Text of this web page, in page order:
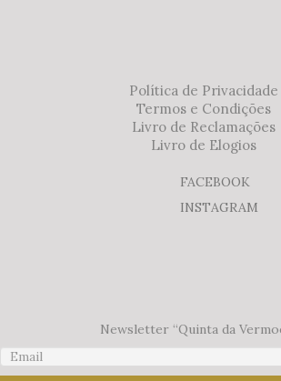
Política de Privacidade
Termos e Condições
Livro de Reclamações
Livro de Elogios
FACEBOOK
INSTAGRAM
Newsletter “Quinta da